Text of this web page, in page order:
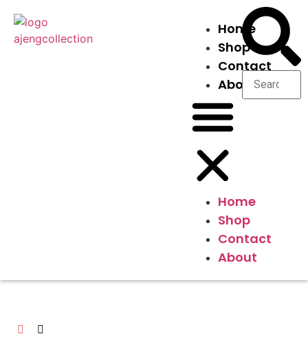
Home
Shop
Contact
About
Home
Shop
Contact
About